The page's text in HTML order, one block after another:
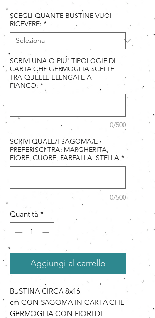
SCEGLI QUANTE BUSTINE VUOI
RICEVERE: *
SCRIVI UNA O PIU' TIPOLOGIE DI
CARTA CHE GERMOGLIA SCELTE
TRA QUELLE ELENCATE A
FIANCO: *
0/500
SCRIVI QUALE/I SAGOMA/E
PREFERISCI TRA: MARGHERITA,
FIORE, CUORE, FARFALLA, STELLA *
0/500
Quantità *
Aggiungi al carrello
BUSTINA CIRCA 8x16
cm CON SAGOMA IN CARTA CHE
GERMOGLIA CON FIORI DI